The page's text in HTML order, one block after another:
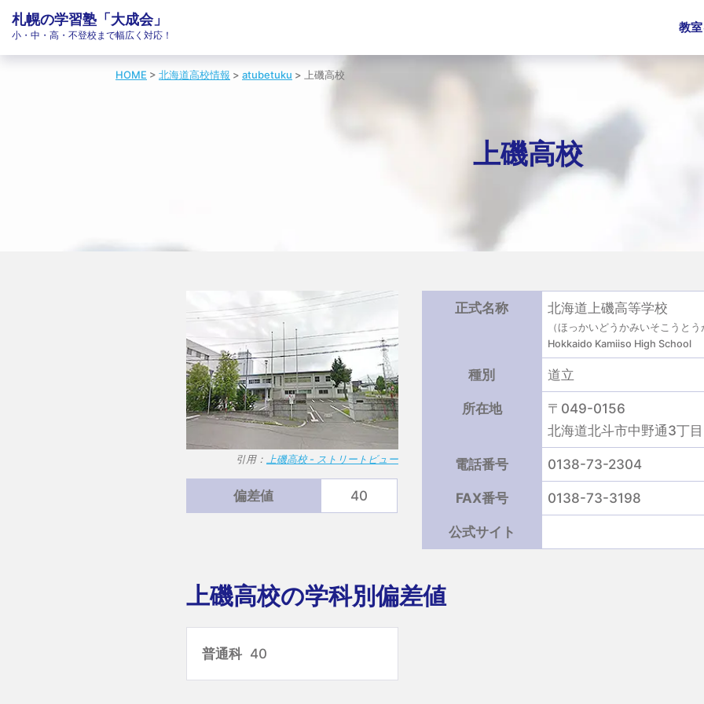
札幌の学習塾「大成会」
小・中・高・不登校まで幅広く対応！
教
HOME > 北海道高校情報 > atubetuku > 上磯高校
上磯高校
引用： 上磯高校 - ストリートビュー
偏差値 40
正式名称 北海道上磯高等学校
（ほっかいどうかみいそこうと
Hokkaido Kamiiso High School
種別 道立
所在地
〒049-0156
北海道北斗市中野通3丁
電話番号 0138-73-2304
FAX番号 0138-73-3198
公式サイト
上磯高校の学科別偏差値
普通科 40